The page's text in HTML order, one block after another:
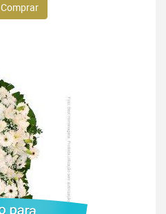
Comprar